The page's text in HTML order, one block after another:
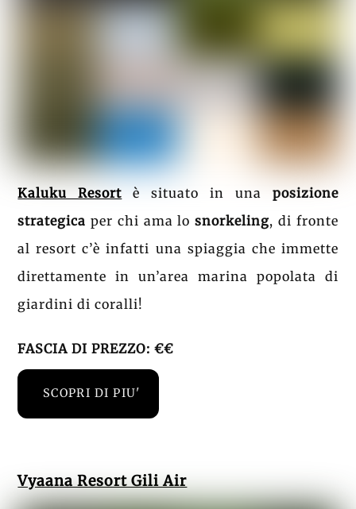
Kaluku Resort è situato in una posizione
strategica per chi ama losnorkeling, di fronte
al resort c’è infatti una spiaggia che immette
direttamente in un’area marina popolata di
giardini di coralli!
FASCIA DI PREZZO: €€
SCOPRI DI PIU'
Vyaana Resort Gili Air